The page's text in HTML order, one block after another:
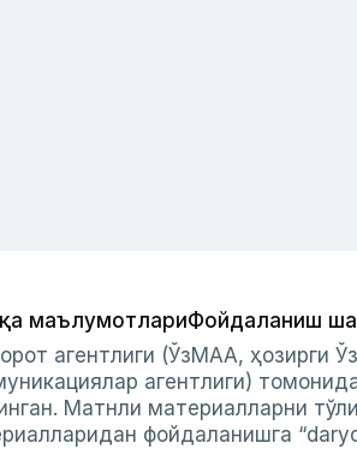
маълумотлариФойдаланиш
агентлиги (ЎзМАА, ҳозирги
агентлиги)
Матнли материалларни
фойдаланишга